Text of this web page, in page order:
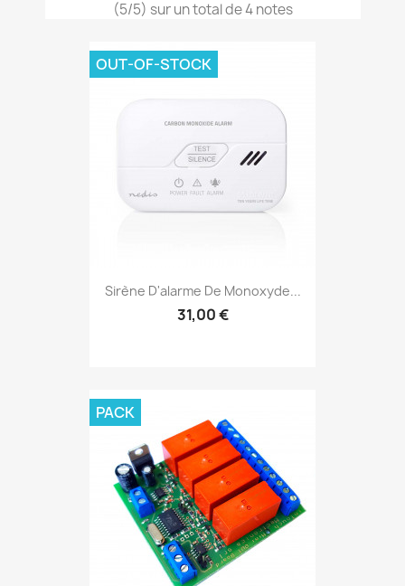
(5/5) sur un total de 4 notes
Sirène D'alarme De Monoxyde...
31,00 €
OUT-OF-STOCK
PACK